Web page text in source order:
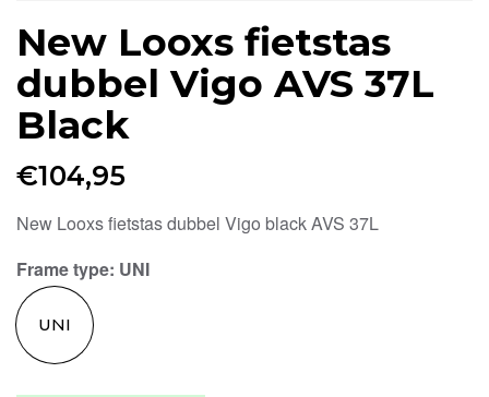
New Looxs fietstas
dubbel Vigo AVS 37L
Black
€104,95
New Looxs fietstas dubbel Vigo black AVS 37L
Frame type: UNI
UNI